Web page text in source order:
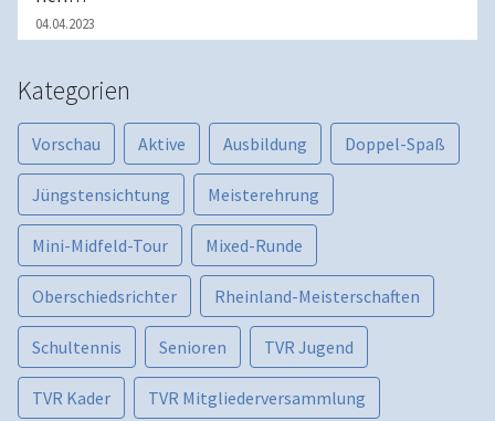
04.04.2023
Kategorien
Vorschau Aktive Ausbildung Doppel-Spaß
Jüngstensichtung Meisterehrung
Mini-Midfeld-Tour Mixed-Runde
Oberschiedsrichter Rheinland-Meisterschaften
Schultennis Senioren TVR Jugend
TVR Kader TVR Mitgliederversammlung